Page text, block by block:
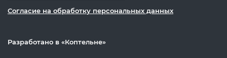
Согласие на обработку персональных данных
Разработано в «Коптельне»